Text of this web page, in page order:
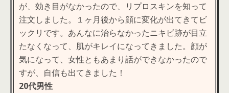
が、効き目がなかったので、リプロスキンを知って
注文しました。１ヶ月後から顔に変化が出てきてビ
ックリです。あんなに治らなかったニキビ跡が目立
たなくなって、肌がキレイになってきました。顔が
気になって、女性ともあまり話ができなかったので
すが、自信も出てきました！
20代男性